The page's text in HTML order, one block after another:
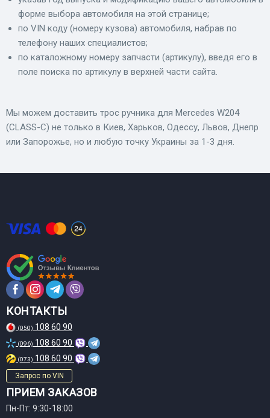
форме выбора автомобиля на этой странице;
по VIN коду (номеру кузова) автомобиля, набрав по
телефону наших специалистов;
по каталожному номеру запчасти (артикулу), введя его в
поле поиска по артикулу в верхней части сайта.
Мы можем доставить трос ручника для Mercedes W204
(CLASS-C) не только в Киев, Харьков, Одессу, Львов, Днепр
или Запорожье, но и любую точку Украины за 1-3 дня.
КОНТАКТЫ
(050) 108 60 90
(096) 108 60 90
(073) 108 60 90
Запрос по VIN
ПРИЕМ ЗАКАЗОВ
Пн-Пт: 9:30-18:00